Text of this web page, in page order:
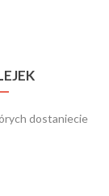
dostaniecie